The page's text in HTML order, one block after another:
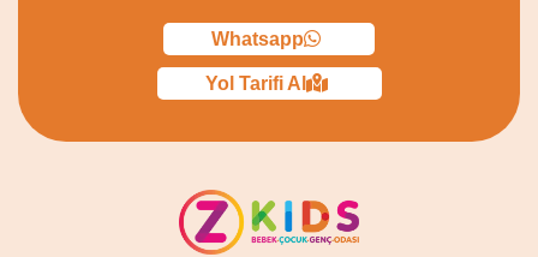
Whatsapp
Yol Tarifi Al